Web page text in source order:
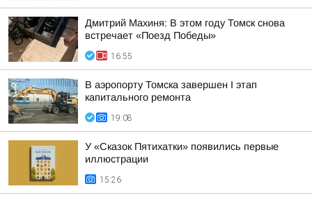
Дмитрий Махиня: В этом году Томск снова
встречает «Поезд Победы»
16:55
В аэропорту Томска завершен I этап
капитального ремонта
19:08
У «Сказок Пятихатки» появились первые
иллюстрации
15:26